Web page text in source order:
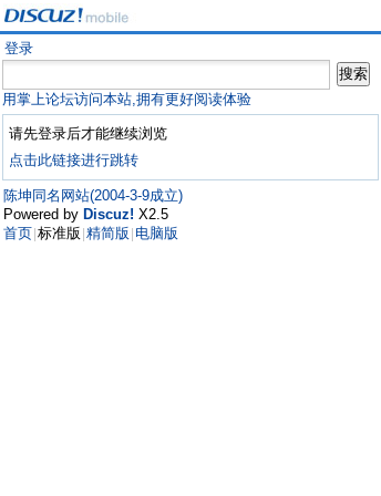
登录
用掌上论坛访问本站,拥有更好阅读体验
请先登录后才能继续浏览
点击此链接进行跳转
陈坤同名网站(2004-3-9成立)
Powered by Discuz! X2.5
首页 标准版 精简版 电脑版